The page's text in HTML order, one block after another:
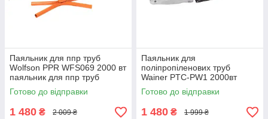
Паяльник для ппр труб
Wolfson PPR WFS069 2000 вт
паяльник для ппр труб
паяльник для труб у валізі
Готово до відправки
1 480 ₴ 2 009 ₴
Паяльник для
поліпропіленових труб
Wainer PTC-PW1 2000вт
зварювальний апарат для
пластикових труб паяльник
для водопровідних труб
Готово до відправки
1 480 ₴ 1 999 ₴